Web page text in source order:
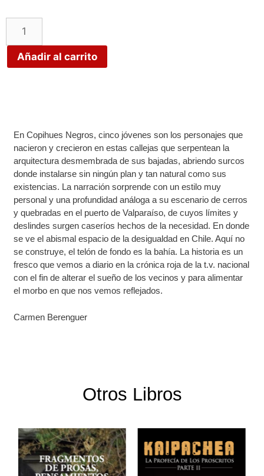
Añadir al carrito
En Copihues Negros, cinco jóvenes son los personajes que
nacieron y crecieron en estas callejas que serpentean la
arquitectura desmembrada de sus bajadas, abriendo surcos
donde instalarse sin ningún plan y tan natural como sus
existencias. La narración sorprende con un estilo muy
personal y una profundidad análoga a su escenario de cerros
y quebradas en el puerto de Valparaíso, de cuyos límites y
deslindes surgen caseríos hechos de la necesidad. En donde
se ve el abismal espacio de la desigualdad en Chile. Aquí no
se construye, el telón de fondo es la bahía. La historia es un
fresco que vemos a diario en la crónica roja de la t.v. nacional
con el fin de alterar el sueño de los vecinos y para alimentar
el morbo en que nos vemos reflejados.
Carmen Berenguer
Otros Libros